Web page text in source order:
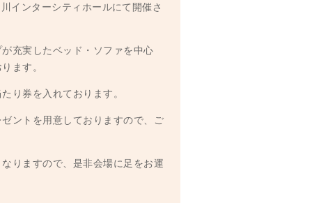
インターシティホールにて開催さ
充実したベッド・ソファを中心
ます。
り券を入れております。
ントを用意しておりますので、ご
りますので、是非会場に足をお運